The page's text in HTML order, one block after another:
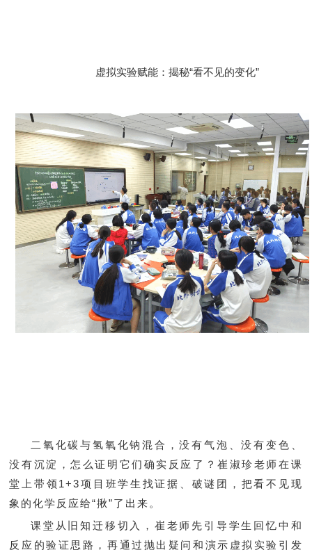
虚拟实验赋能：揭秘“看不见的变化”
二氧化碳与氢氧化钠混合，没有气泡、没有变色、
没有沉淀，怎么证明它们确实反应了？崔淑珍老师在课
堂上带领1+3项目班学生找证据、破谜团，把看不见现
象的化学反应给“揪”了出来。
课堂从旧知迁移切入，崔老师先引导学生回忆中和
反应的验证思路，再通过抛出疑问和演示虚拟实验引发